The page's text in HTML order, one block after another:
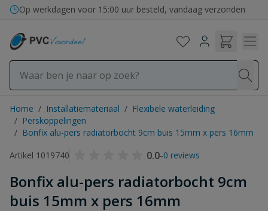
Ga naar de inhoud
Op werkdagen voor 15:00 uur besteld, vandaag verzonden
Home / Installatiemateriaal / Flexibele waterleiding
/ Perskoppelingen
/ Bonfix alu-pers radiatorbocht 9cm buis 15mm x pers 16mm
Artikel 1019740
0.0-0 reviews
Bonfix alu-pers radiatorbocht 9cm
buis 15mm x pers 16mm